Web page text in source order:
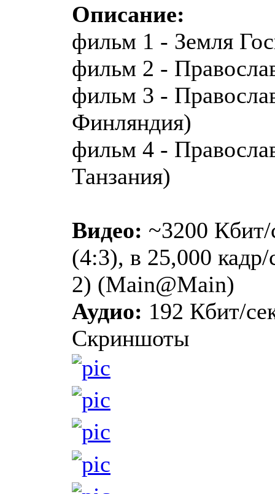
Описание:
фильм 1 - Земля
фильм 2 -
фильм 3 -
Финляндия)
фильм 4 -
Танзания)
Видео: ~3200
(4:3), в 25,000
2) (Main@Main)
Аудио: 192 Кбит/
Скриншоты